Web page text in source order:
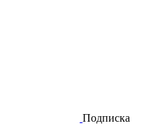
Подписка